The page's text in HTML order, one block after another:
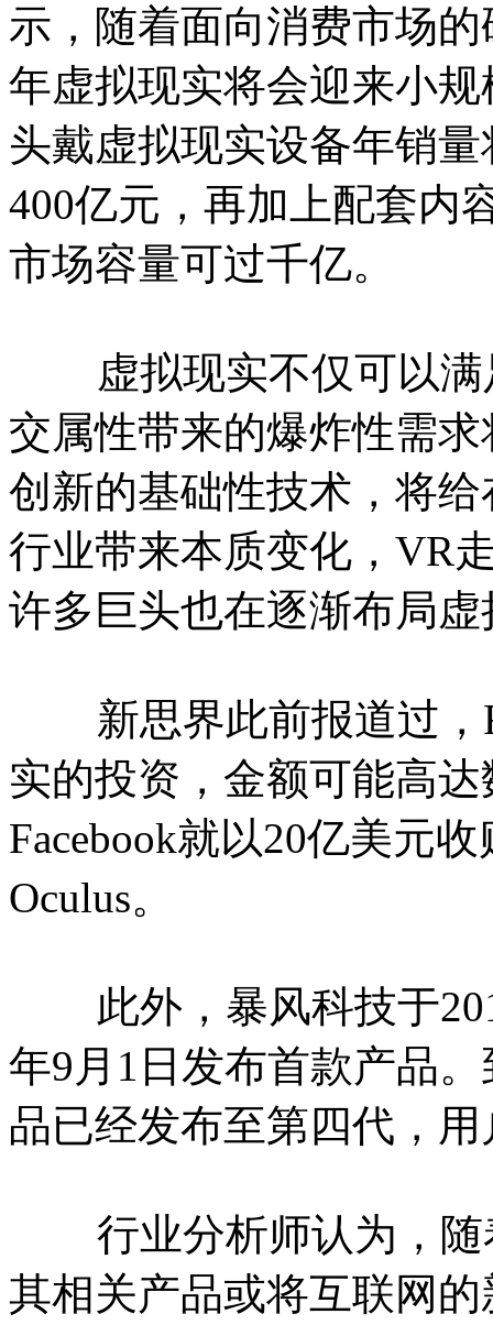
示，随着面向消费市场
年虚拟现实将会迎来小
头戴虚拟现实设备年销
400亿元，再加上配套内
市场容量可过千亿。
虚拟现实不仅可以满
交属性带来的爆炸性需
创新的基础性技术，将
行业带来本质变化，VR
许多巨头也在逐渐布局
新思界此前报道过，
实的投资，金额可能高
Facebook就以20亿美元
Oculus。
此外，暴风科技于
年9月1日发布首款产品
品已经发布至第四代，用
行业分析师认为，随
其相关产品或将互联网